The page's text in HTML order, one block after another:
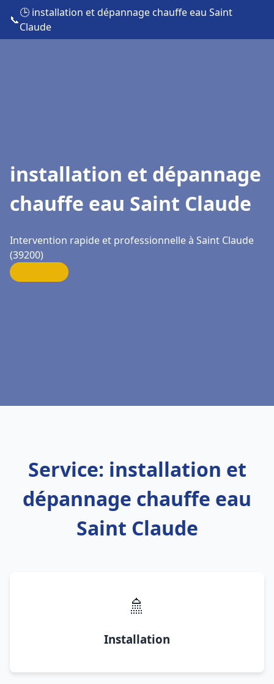
📞
🕒 installation et dépannage chauffe eau Saint
Claude
installation et dépannage
chauffe eau Saint Claude
Intervention rapide et professionnelle à Saint Claude
(39200)
Service: installation et
dépannage chauffe eau
Saint Claude
🚿
Installation